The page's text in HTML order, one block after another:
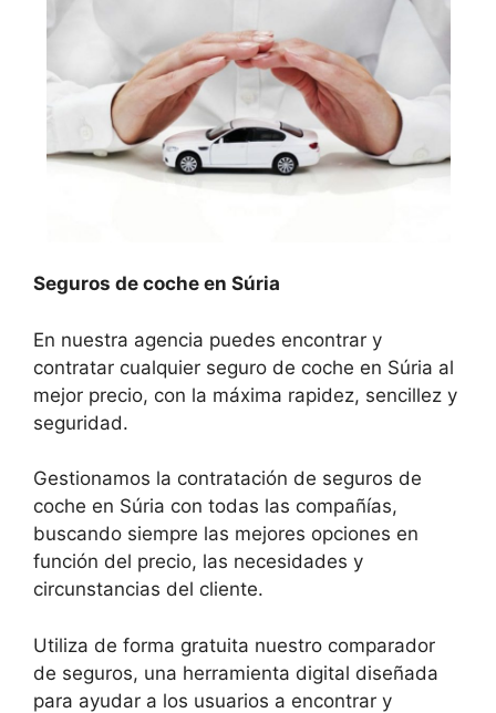
Seguros de coche en Súria
En nuestra agencia puedes encontrar y
contratar cualquier seguro de coche en Súria al
mejor precio, con la máxima rapidez, sencillez y
seguridad.
Gestionamos la contratación de seguros de
coche en Súria con todas las compañías,
buscando siempre las mejores opciones en
función del precio, las necesidades y
circunstancias del cliente.
Utiliza de forma gratuita nuestro comparador
de seguros, una herramienta digital diseñada
para ayudar a los usuarios a encontrar y